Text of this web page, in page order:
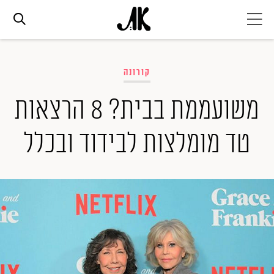
אופנה
ביוטי
סלבס
ערוצים נוספים
המגזין
קורונה
משועממת בבית? 8 הרצאות
טד מומלצות לבידוד ובכלל